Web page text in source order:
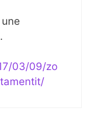
03/09/zo